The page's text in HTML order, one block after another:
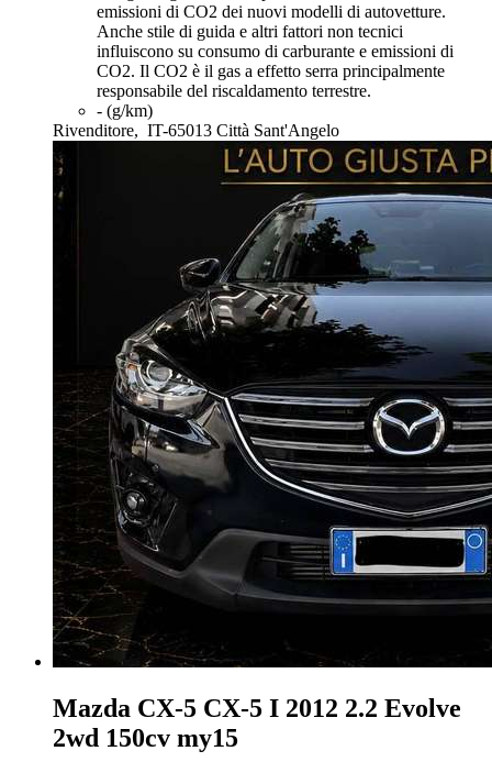
emissioni di CO2 dei nuovi modelli di autovetture.
Anche stile di guida e altri fattori non tecnici
influiscono su consumo di carburante e emissioni di
CO2. Il CO2 è il gas a effetto serra principalmente
responsabile del riscaldamento terrestre.
- (g/km)
Rivenditore, IT-65013 Città Sant'Angelo
Mazda CX-5 CX-5 I 2012 2.2 Evolve
2wd 150cv my15